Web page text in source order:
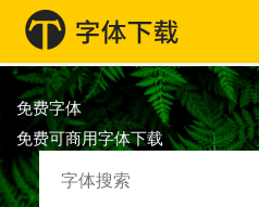
免费字体
免费可商用字体下载